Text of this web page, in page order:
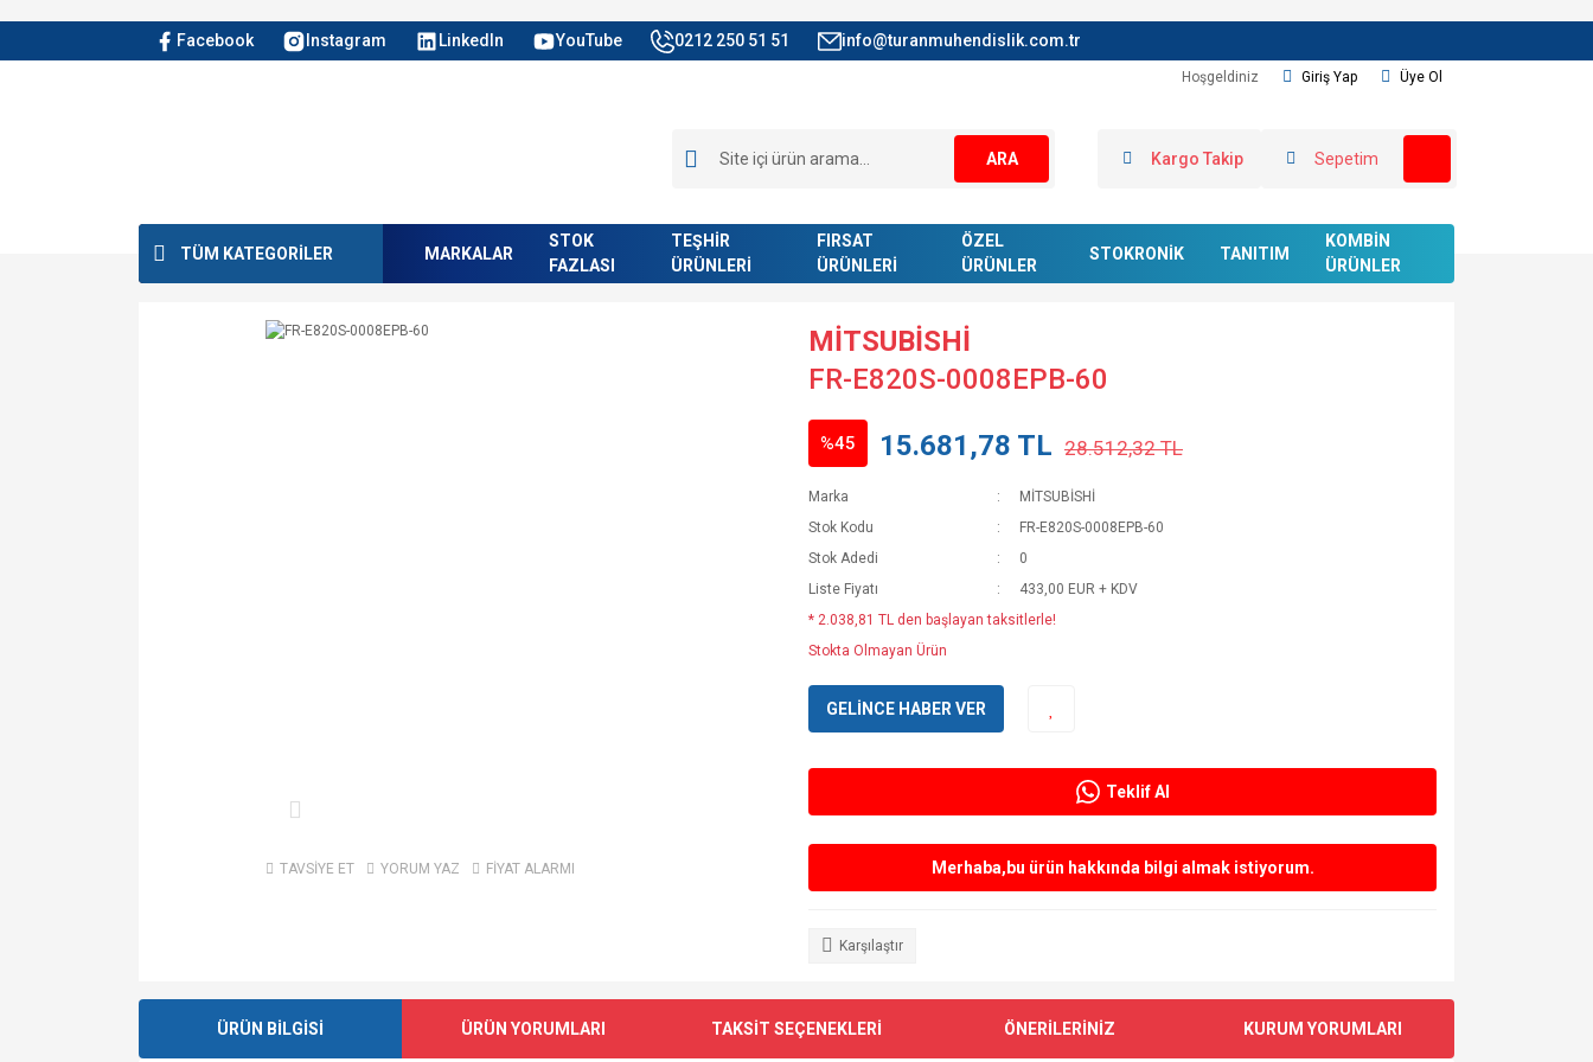
Facebook Instagram LinkedIn YouTube 0212 250 51 51 info@turanmuhendislik.com.tr
Hoşgeldiniz Giriş Yap Üye Ol
ARA Kargo Takip Sepetim
TÜM KATEGORİLER MARKALAR
STOK
FAZLASI
TEŞHİR
ÜRÜNLERİ
FIRSAT
ÜRÜNLERİ
ÖZEL
ÜRÜNLER
STOKRONİK TANITIM
KOMBİN
ÜRÜNLER
TAVSİYE ET YORUM YAZ FİYAT ALARMI
MİTSUBİSHİ
FR-E820S-0008EPB-60
%45 15.681,78 TL 28.512,32 TL
Marka
MİTSUBİSHİ
Stok Kodu
FR-E820S-0008EPB-60
Stok Adedi
0
Liste Fiyatı
433,00 EUR + KDV
* 2.038,81 TL den başlayan taksitlerle!
Stokta Olmayan Ürün
GELİNCE HABER VER
Teklif Al
Merhaba,bu ürün hakkında bilgi almak istiyorum.
Karşılaştır
ÜRÜN BİLGİSİ ÜRÜN YORUMLARI TAKSİT SEÇENEKLERİ ÖNERİLERİNİZ KURUM YORUMLARI